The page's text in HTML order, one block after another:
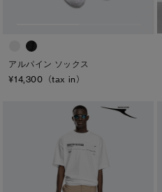
ヒップ
太もも
アルパイン ソックス
¥14,300（tax in）